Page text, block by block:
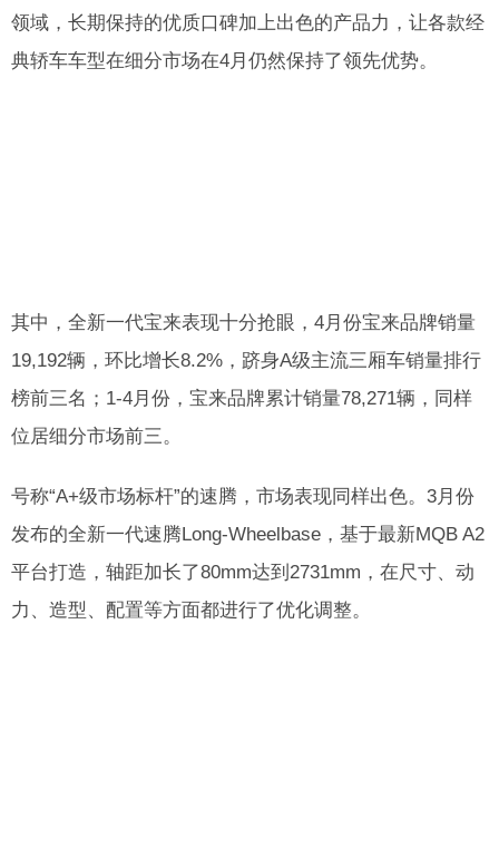
领域，长期保持的优质口碑加上出色的产品力，让各款经
典轿车车型在细分市场在4月仍然保持了领先优势。
其中，全新一代宝来表现十分抢眼，4月份宝来品牌销量
19,192辆，环比增长8.2%，跻身A级主流三厢车销量排行
榜前三名；1-4月份，宝来品牌累计销量78,271辆，同样
位居细分市场前三。
号称“A+级市场标杆”的速腾，市场表现同样出色。3月份
发布的全新一代速腾Long-Wheelbase，基于最新MQB A2
平台打造，轴距加长了80mm达到2731mm，在尺寸、动
力、造型、配置等方面都进行了优化调整。